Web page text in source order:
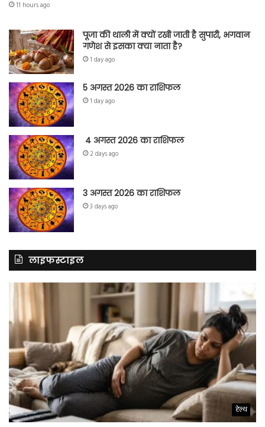
11 hours ago
पूजा की थाली में क्यों रखी जाती है सुपारी, भगवान
गणेश से इसका क्या नाता है?
1 day ago
5 अगस्त 2026 का राशिफल
1 day ago
4 अगस्त 2026 का राशिफल
2 days ago
3 अगस्त 2026 का राशिफल
3 days ago
लाइफस्टाइल
हेल्थ